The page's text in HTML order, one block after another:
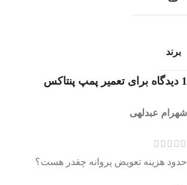
برند
1 دیدگاه برای تعمیر پمپ پنتاکس
شهرام عبدلهی
حدود هزینه تعویض پروانه چقدر هست؟